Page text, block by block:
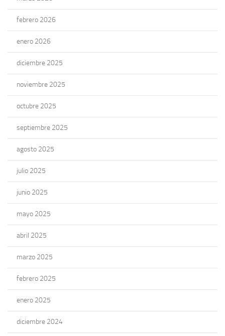
febrero 2026
enero 2026
diciembre 2025
noviembre 2025
octubre 2025
septiembre 2025
agosto 2025
julio 2025
junio 2025
mayo 2025
abril 2025
marzo 2025
febrero 2025
enero 2025
diciembre 2024